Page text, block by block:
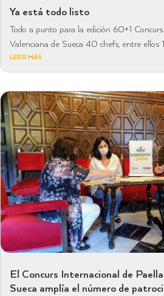
Ya está todo listo
Todo a punto para la edición 60+1
Valenciana de Sueca 40 chefs, entre ellos
LEER MÁS
El Concurs Internacional de
Sueca amplía el número de